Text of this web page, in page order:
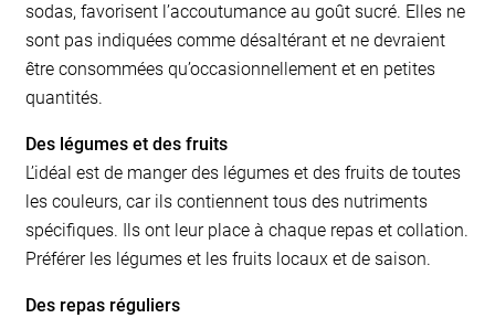
sodas, favorisent l’accoutumance au goût sucré. Elles ne
sont pas indiquées comme désaltérant et ne devraient
être consommées qu’occasionnellement et en petites
quantités.
Des légumes et des fruits
L’idéal est de manger des légumes et des fruits de toutes
les couleurs, car ils contiennent tous des nutriments
spécifiques. Ils ont leur place à chaque repas et collation.
Préférer les légumes et les fruits locaux et de saison.
Des repas réguliers